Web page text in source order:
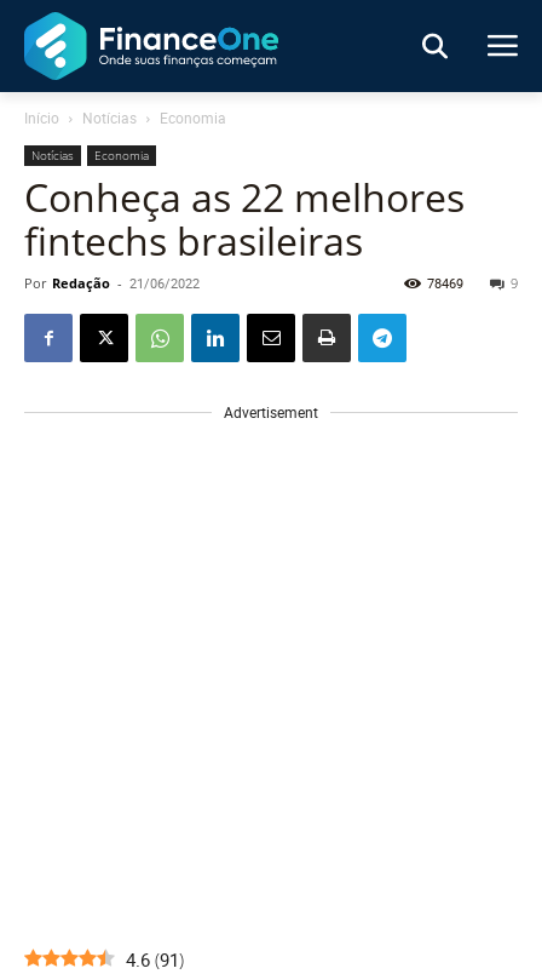
Início Notícias Economia
Notícias Economia
Conheça as 22 melhores
fintechs brasileiras
Por Redação - 21/06/2022 9
78469
Advertisement
4.6 (91)